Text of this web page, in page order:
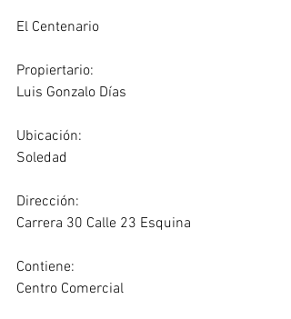
El Centenario
Propiertario:
Luis Gonzalo Días
Ubicación:
Soledad
Dirección:
Carrera 30 Calle 23 Esquina
Contiene:
Centro Comercial